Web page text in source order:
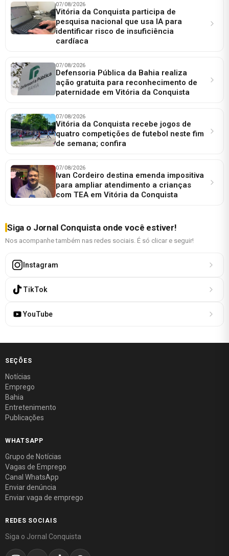
07/08/2026
Vitória da Conquista participa de
pesquisa nacional que usa IA para
identificar risco de insuficiência
cardíaca
07/08/2026
Defensoria Pública da Bahia realiza
ação gratuita para reconhecimento de
paternidade em Vitória da Conquista
07/08/2026
Vitória da Conquista recebe jogos de
quatro competições de futebol neste fim
de semana; confira
07/08/2026
Ivan Cordeiro destina emenda impositiva
para ampliar atendimento a crianças
com TEA em Vitória da Conquista
Siga o Jornal Conquista onde você estiver!
Nos acompanhe também nas redes sociais. É só clicar e seguir!
Instagram
TikTok
YouTube
SEÇÕES
Notícias
Emprego
Bahia
Entretenimento
Publicações
WHATSAPP
Grupo de Notícias
Vagas de Emprego
Canal WhatsApp
Enviar denúncia
Enviar vaga de emprego
REDES SOCIAIS
Siga o Jornal Conquista